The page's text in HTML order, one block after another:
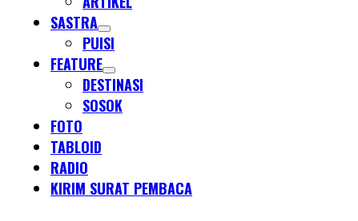
SASTRA
PUISI
FEATURE
DESTINASI
SOSOK
FOTO
TABLOID
RADIO
KIRIM SURAT PEMBACA